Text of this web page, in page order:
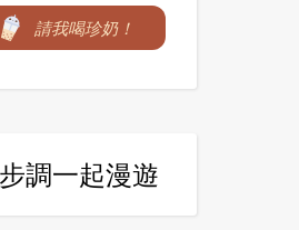
請我喝珍奶！
調一起漫遊